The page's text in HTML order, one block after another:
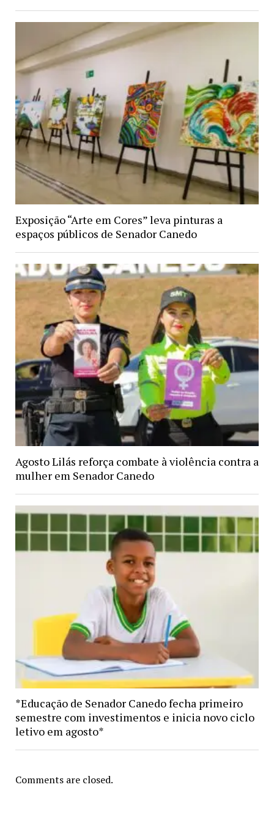
Exposição “Arte em Cores” leva pinturas a
espaços públicos de Senador Canedo
Agosto Lilás reforça combate à violência contra a
mulher em Senador Canedo
*Educação de Senador Canedo fecha primeiro
semestre com investimentos e inicia novo ciclo
letivo em agosto*
Comments are closed.